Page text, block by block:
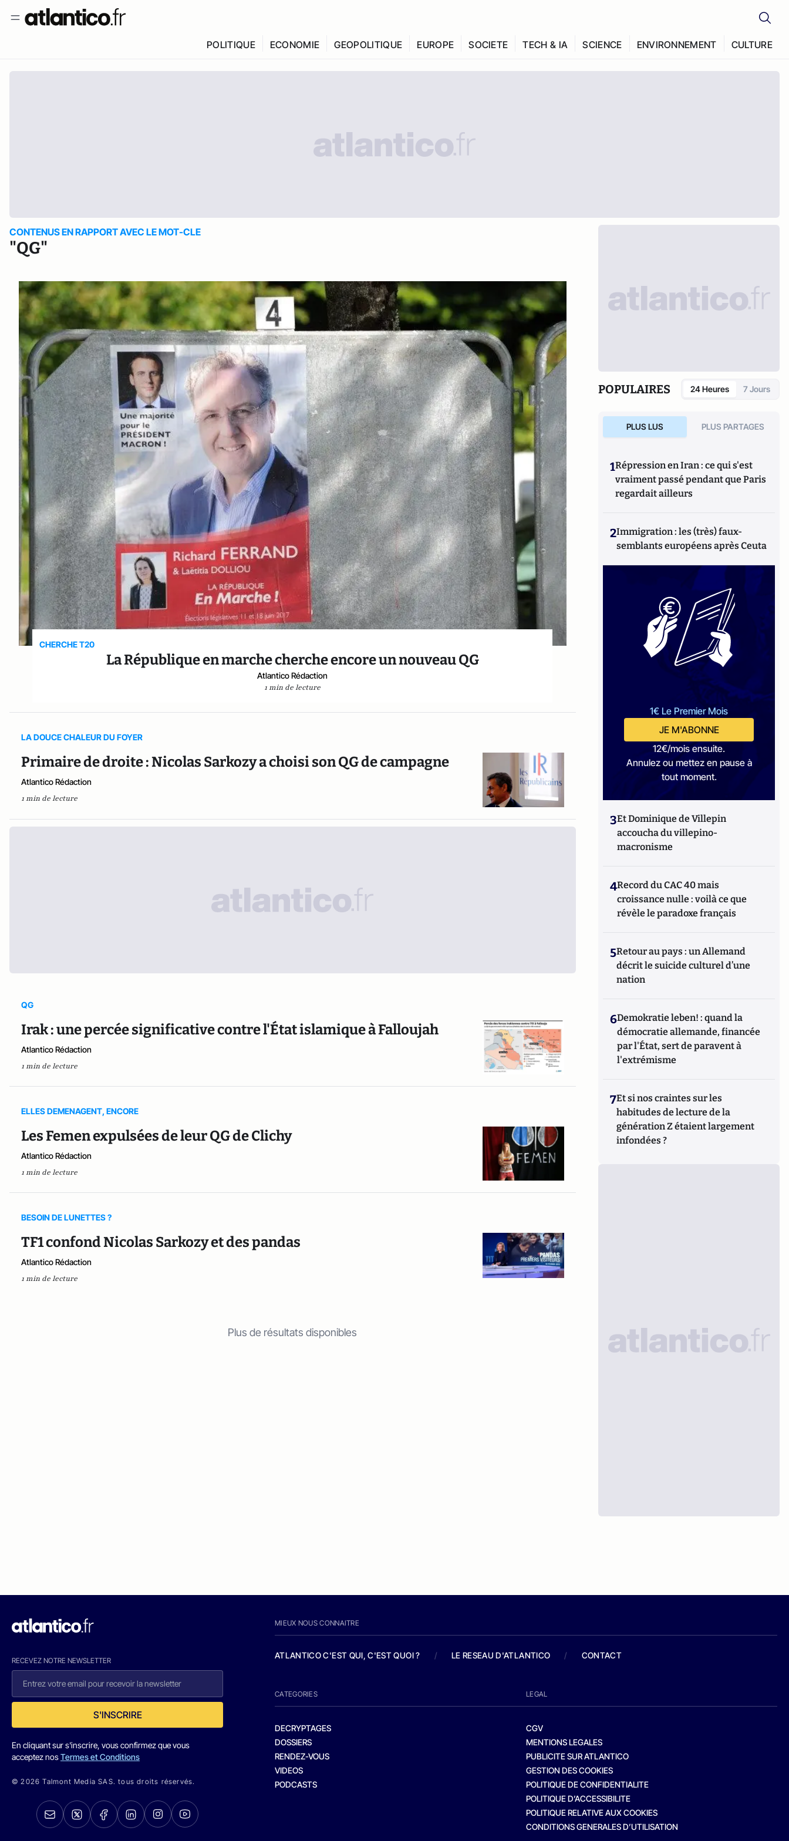
POLITIQUE ECONOMIE GEOPOLITIQUE EUROPE SOCIETE TECH & IA SCIENCE ENVIRONNEMENT CULTURE
CONTENUS EN RAPPORT AVEC LE MOT-CLE
"QG"
CHERCHE T20
La République en marche cherche encore un nouveau QG
Atlantico Rédaction
1 min de lecture
LA DOUCE CHALEUR DU FOYER
Primaire de droite : Nicolas Sarkozy a choisi son QG de campagne
Atlantico Rédaction
1 min de lecture
QG
Irak : une percée significative contre l'État islamique à Falloujah
Atlantico Rédaction
1 min de lecture
ELLES DEMENAGENT, ENCORE
Les Femen expulsées de leur QG de Clichy
Atlantico Rédaction
1 min de lecture
BESOIN DE LUNETTES ?
TF1 confond Nicolas Sarkozy et des pandas
Atlantico Rédaction
1 min de lecture
Plus de résultats disponibles
POPULAIRES 24 Heures 7 Jours
PLUS LUS PLUS PARTAGES
1Répression en Iran : ce qui s'est
vraiment passé pendant que Paris
regardait ailleurs
2Immigration : les (très) faux-
semblants européens après Ceuta
1€ Le Premier Mois
JE M'ABONNE
12€/mois ensuite.
Annulez ou mettez en pause à
tout moment.
3Et Dominique de Villepin
accoucha du villepino-
macronisme
4Record du CAC 40 mais
croissance nulle : voilà ce que
révèle le paradoxe français
5Retour au pays : un Allemand
décrit le suicide culturel d’une
nation
6Demokratie leben! : quand la
démocratie allemande, financée
par l'État, sert de paravent à
l'extrémisme
7Et si nos craintes sur les
habitudes de lecture de la
génération Z étaient largement
infondées ?
RECEVEZ NOTRE NEWSLETTER
S'INSCRIRE
En cliquant sur s'inscrire, vous confirmez que vous
acceptez nosTermes et Conditions
© 2026 Talmont Media SAS. tous droits réservés.
MIEUX NOUS CONNAITRE
ATLANTICO C'EST QUI, C'EST QUOI ? / LE RESEAU D'ATLANTICO / CONTACT
CATEGORIES
DECRYPTAGES
DOSSIERS
RENDEZ-VOUS
VIDEOS
PODCASTS
LEGAL
CGV
MENTIONS LEGALES
PUBLICITE SUR ATLANTICO
GESTION DES COOKIES
POLITIQUE DE CONFIDENTIALITE
POLITIQUE D’ACCESSIBILITE
POLITIQUE RELATIVE AUX COOKIES
CONDITIONS GENERALES D’UTILISATION